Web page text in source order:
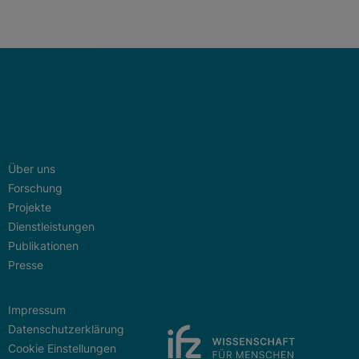
Über uns
Forschung
Projekte
Dienstleistungen
Publikationen
Presse
Impressum
Datenschutzerklärung
Cookie Einstellungen